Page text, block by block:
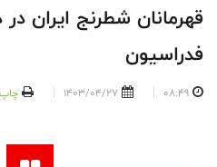
قهرمانان شطرنج ایران
فدراسیون
08:49
1403/04/27